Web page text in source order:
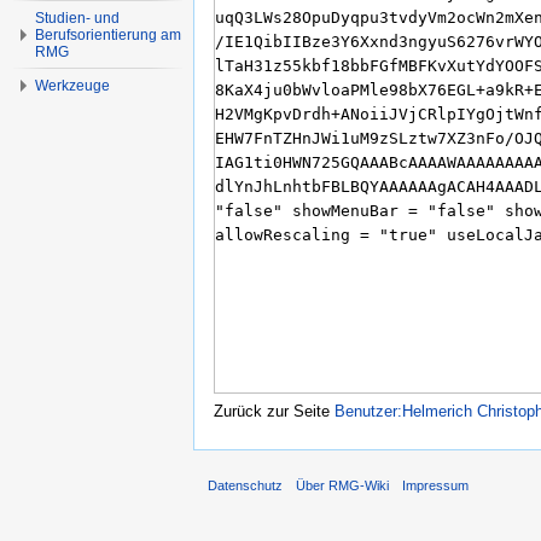
Zurück zur Seite Benutzer:Helmerich
Studien- und
Berufsorientierung am
RMG
Werkzeuge
Datenschutz Über RMG-Wiki Impressum